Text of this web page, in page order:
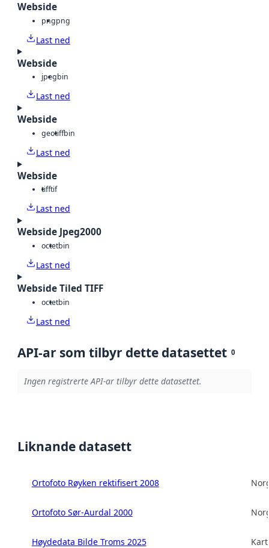
Webside
pngpng
Last ned
Webside
jpegbin
Last ned
Webside
geotiffbin
Last ned
Webside
tifftif
Last ned
Webside Jpeg2000
octetbin
Last ned
Webside Tiled TIFF
octetbin
Last ned
API-ar som tilbyr dette datasettet 0
Ingen registrerte API-ar tilbyr dette datasettet.
Liknande datasett
Ortofoto Røyken rektifisert 2008
Ortofoto Sør-Aurdal 2000
Høydedata Bilde Troms 2025